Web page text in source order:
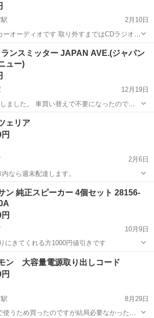
2月10日
オーディオです 取り外すまではCDラジオ共
曜9:00～17:00 22:00～0:00まで 日曜9:00～
その他の時間でも対応出来る事があります
雲駅 カーオーディオ
ランスミッター JAPAN AVE.(ジャパン
ュー)
12月19日
ました。 車買い替えで不要になったので出
なく、動作も問題ないです。 本体のみで、箱
ター JAPAN AVE.
ェリア
2月6日
なら週末配達します。
ーオーディオ
ン 純正スピーカー 4個セット 28156-
10月9日
にきてくれる方1000円値引きです
ーオーディオ セット
ン 大容量電源取り出しコード
8月29日
使うため買ったのですが結局必要なかったの